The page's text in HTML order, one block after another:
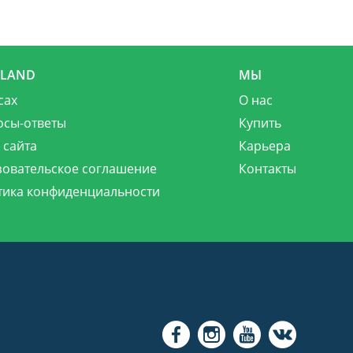
ответы
соглашение
конфиденциальности
МЫ
О нас
Купить
Карьера
Контакты